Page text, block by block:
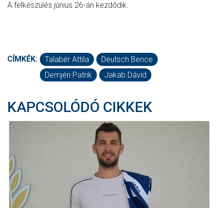
A felkészülés június 26-án kezdődik.
CÍMKÉK: Talabér Attila
Deutsch Bence
Demjén Patrik
Jakab Dávid
KAPCSOLÓDÓ CIKKEK